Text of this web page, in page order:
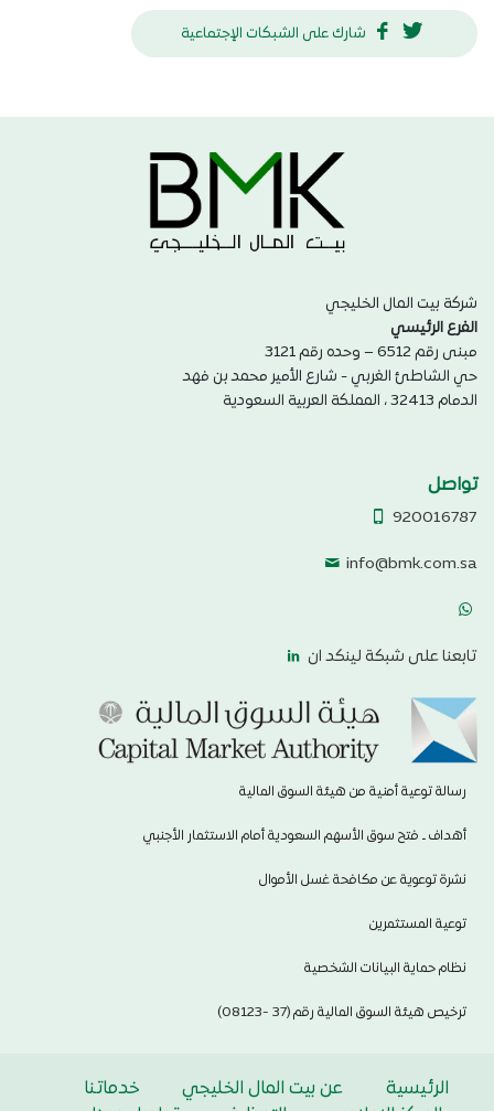
شارك على الشبكات الإجتماعية
شركة بيت المال الخليجي
الفرع الرئيسي
مبنى رقم 6512 – وحده رقم 3121
حي الشاطئ الغربي - شارع الأمير محمد بن فهد
الدمام 32413 ، المملكة العربية السعودية
تواصل
920016787
info@bmk.com.sa
تابعنا على شبكة لينكد ان
رسالة توعية أمنية من هيئة السوق المالية
أهداف ـ فتح سوق الأسهم السعودية أمام الاستثمار الأجنبي
نشرة توعوية عن مكافحة غسل الأموال
توعية المستثمرين
نظام حماية البيانات الشخصية
ترخيص هيئة السوق المالية رقم (37 -08123)
الرئيسية عن بيت المال الخليجي
خدماتنا